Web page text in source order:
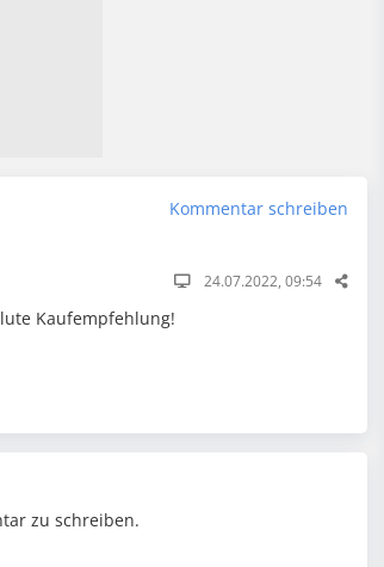
Kommentar schreiben
24.07.2022, 09:54
Kaufempfehlung!
zu schreiben.